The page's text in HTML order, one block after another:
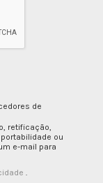
de
retificação,
ou
e-mail para